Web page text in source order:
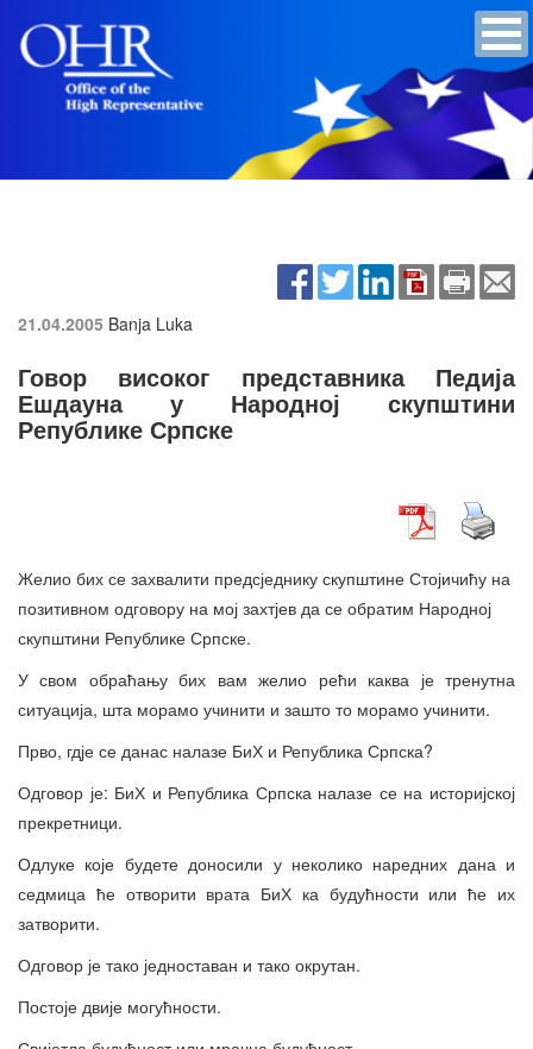
21.04.2005 Banja Luka
Говор високог представника Педија
Ешдауна у Народној скупштини
Републике Српске
Желио бих се захвалити предсједнику скупштине Стојичићу на
позитивном одговору на мој захтјев да се обратим Народној
скупштини Републике Српске.
У свом обраћању бих вам желио рећи каква је тренутна
ситуација, шта морамо учинити и зашто то морамо учинити.
Прво, гдје се данас налазе БиХ и Република Српска?
Одговор је: БиХ и Република Српска налазе се на историјској
прекретници.
Одлуке које будете доносили у неколико наредних дана и
седмица ће отворити врата БиХ ка будућности или ће их
затворити.
Одговор је тако једноставан и тако окрутан.
Постоје двије могућности.